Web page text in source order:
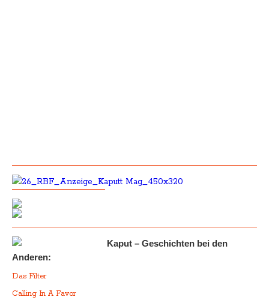
Kaput – Geschichten bei den
Anderen:
Das Filter
Calling In A Favor